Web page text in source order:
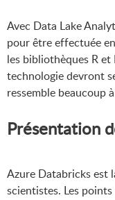
Avec Data Lake
pour être effectuée
les bibliothèques R
technologie devront
ressemble beaucoup
Présentation
Azure Databricks est
scientistes. Les